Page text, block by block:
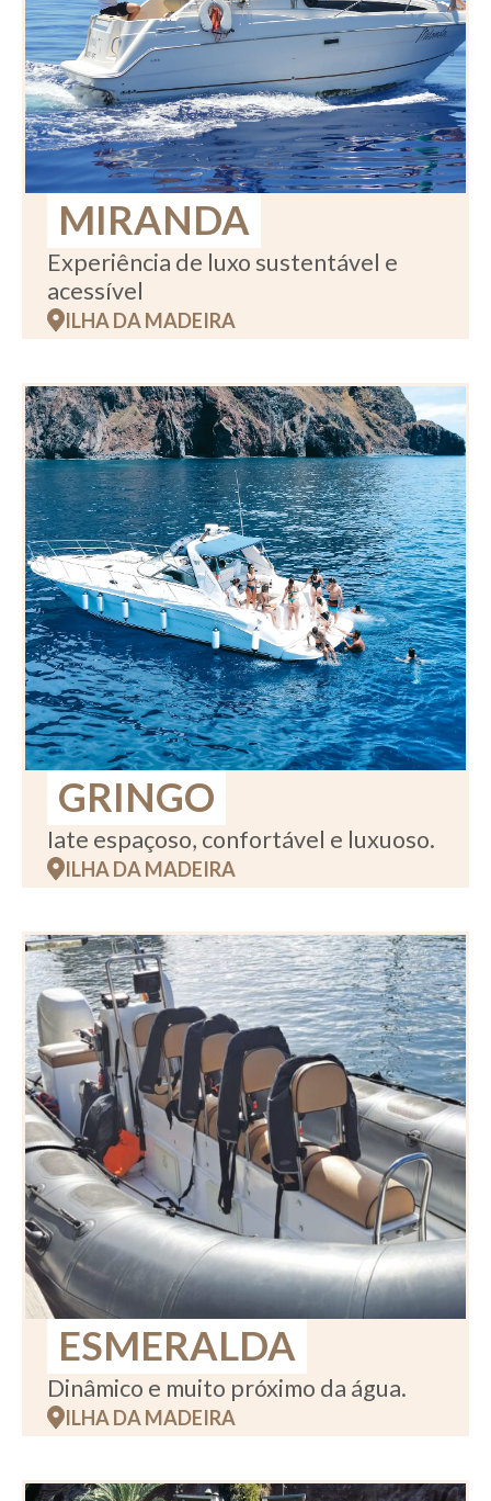
MIRANDA
Experiência de luxo sustentável e
acessível
ILHA DA MADEIRA
GRINGO
Iate espaçoso, confortável e luxuoso.
ILHA DA MADEIRA
ESMERALDA
Dinâmico e muito próximo da água.
ILHA DA MADEIRA